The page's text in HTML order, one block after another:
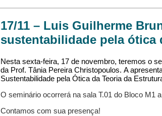
17/11 – Luis Guilherme
sustentabilidade pela ótica
Nesta sexta-feira, 17 de novembro, teremos o
da Prof. Tânia Pereira Christopoulos. A
Sustentabilidade pela Ótica da Teoria da
O seminário ocorrerá na sala T.01 do Bloco M1
Contamos com sua presença!